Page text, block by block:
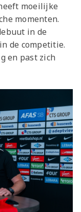
moeilijke
momenten.
in de
de competitie.
en past zich